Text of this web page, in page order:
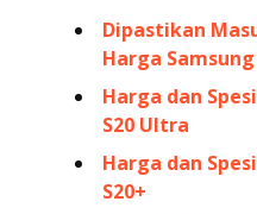
Dipastikan
Harga
Harga dan
S20 Ultra
Harga dan
S20+